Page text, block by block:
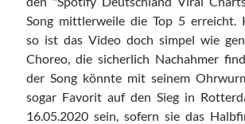
How deep is your love
Minutenmusik
Nicorola
Pickymagazine
The Daily Listening
Song mittlerweile die Top 5 erreicht.
so ist das Video doch simpel wie
Choreo, die sicherlich Nachahmer
der Song könnte mit seinem
sogar Favorit auf den Sieg in
16.05.2020 sein, sofern sie das